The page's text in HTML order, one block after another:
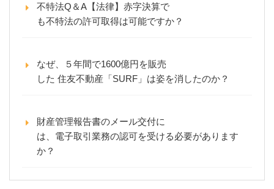
不特法Q＆A【法律】赤字決算で
も不特法の許可取得は可能ですか？
なぜ、５年間で1600億円を販売
した 住友不動産「SURF」は姿を消したのか？
財産管理報告書のメール交付に
は、電子取引業務の認可を受ける必要があります
か？